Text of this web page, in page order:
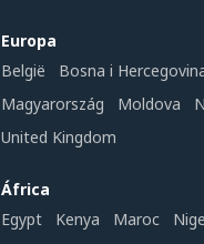
Europa
België
Bosna i
Magyarország
Moldova
United Kingdom
África
Egypt
Kenya Maroc